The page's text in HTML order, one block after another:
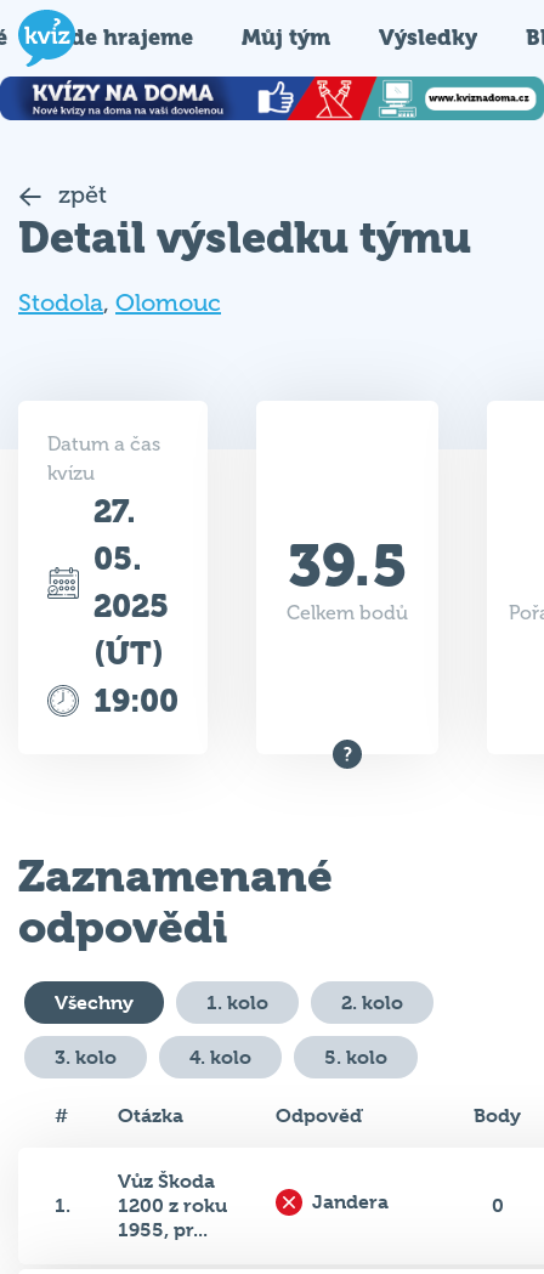
Kde hrajeme Můj tým Výsledky
zpět
Detail výsledku týmu
Stodola, Olomouc
Datum a čas
kvízu
27.
05.
2025
(ÚT)
19:00
39.5
Celkem bodů
Zaznamenané
odpovědi
Všechny 1. kolo 2. kolo
3. kolo 4. kolo 5. kolo
# Otázka Odpověď Body
1.
Vůz Škoda
1200 z roku
1955, pr...
Jandera 0